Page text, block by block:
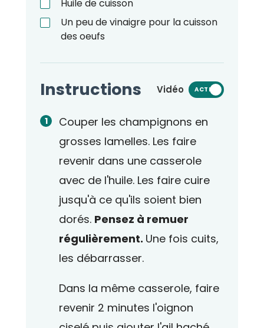
Huile de cuisson
Un peu de vinaigre pour la cuisson
des oeufs
Instructions Vidéo ACTIVÉ
Couper les champignons en
grosses lamelles. Les faire
revenir dans une casserole
avec de l'huile. Les faire cuire
jusqu'à ce qu'ils soient bien
dorés. Pensez à remuer
régulièrement. Une fois cuits,
les débarrasser.
Dans la même casserole, faire
revenir 2 minutes l'oignon